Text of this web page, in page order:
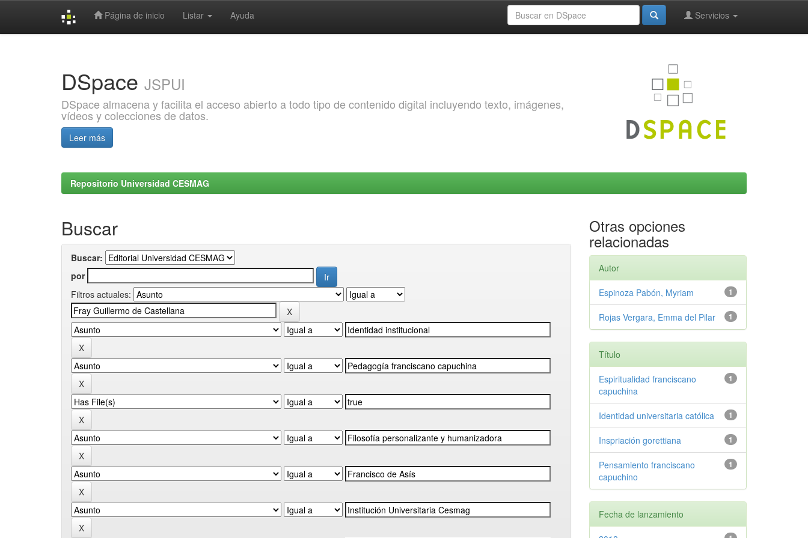
Página de inicio Listar Ayuda Servicios
DSpace JSPUI
DSpace almacena y facilita el acceso abierto a todo tipo de contenido digital incluyendo texto, imágenes,
vídeos y colecciones de datos.
Leer más
Repositorio Universidad CESMAG
Buscar
Buscar:
por
Filtros actuales:
Otras opciones
relacionadas
Autor
1
Espinoza Pabón, Myriam
1
Rojas Vergara, Emma del Pilar
Título
1
Espiritualidad franciscano
capuchina
1
Identidad universitaria católica
1
Inspriación gorettiana
1
Pensamiento franciscano
capuchino
Fecha de lanzamiento